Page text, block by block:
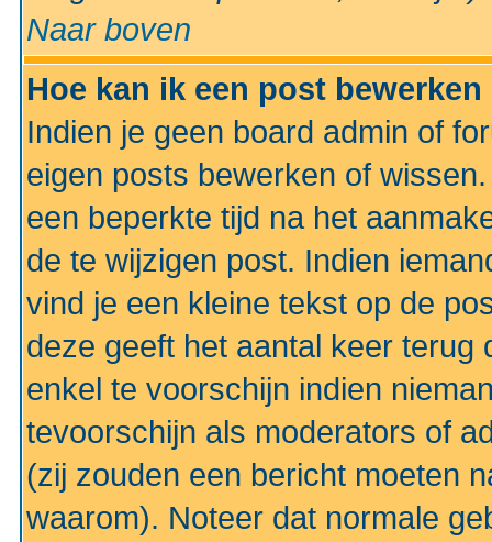
Naar boven
Hoe kan ik een post
Indien je geen board admin of
eigen posts bewerken of
een beperkte tijd na het
de te wijzigen post. Indien
vind je een kleine tekst op de
deze geeft het aantal keer terug
enkel te voorschijn indien
tevoorschijn als moderators of
(zij zouden een bericht moeten
waarom). Noteer dat normale